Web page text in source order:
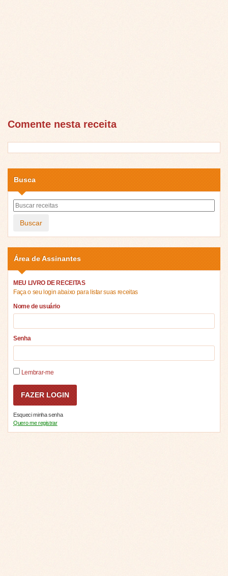
Comente nesta receita
Busca
Buscar
Área de Assinantes
MEU LIVRO DE RECEITAS
Faça o seu login abaixo para listar suas receitas
Nome de usuário
Senha
Lembrar-me
Esqueci minha senha
Quero me registrar